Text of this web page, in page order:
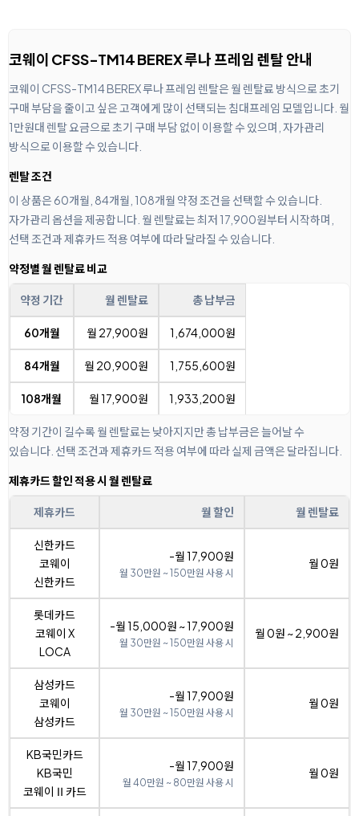
코웨이 CFSS-TM14 BEREX 루나 프레임 렌탈 안내
코웨이 CFSS-TM14 BEREX 루나 프레임 렌탈은 월 렌탈료 방식으로 초기
구매 부담을 줄이고 싶은 고객에게 많이 선택되는 침대프레임 모델입니다. 월
1만원대 렌탈 요금으로 초기 구매 부담 없이 이용할 수 있으며, 자가관리
방식으로 이용할 수 있습니다.
렌탈 조건
이 상품은 60개월, 84개월, 108개월 약정 조건을 선택할 수 있습니다.
자가관리 옵션을 제공합니다. 월 렌탈료는 최저 17,900원부터 시작하며,
선택 조건과 제휴카드 적용 여부에 따라 달라질 수 있습니다.
약정별 월 렌탈료 비교
약정 기간 월 렌탈료 총 납부금
60개월 월 27,900원 1,674,000원
84개월 월 20,900원 1,755,600원
108개월 월 17,900원 1,933,200원
약정 기간이 길수록 월 렌탈료는 낮아지지만 총 납부금은 늘어날 수
있습니다. 선택 조건과 제휴카드 적용 여부에 따라 실제 금액은 달라집니다.
제휴카드 할인 적용 시 월 렌탈료
제휴카드 월 할인 월 렌탈료
신한카드
코웨이
신한카드
-월 17,900원
월 30만원 ~ 150만원 사용 시
월 0원
롯데카드
코웨이 X
LOCA
-월 15,000원 ~ 17,900원
월 30만원 ~ 150만원 사용 시
월 0원 ~ 2,900원
삼성카드
코웨이
삼성카드
-월 17,900원
월 30만원 ~ 150만원 사용 시
월 0원
KB국민카드
KB국민
코웨이Ⅱ카드
-월 17,900원
월 40만원 ~ 80만원 사용 시
월 0원